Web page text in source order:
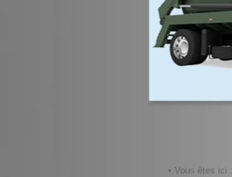
• Vous êtes ici :